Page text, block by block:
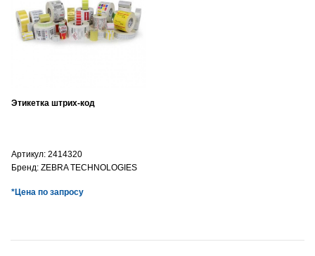
Этикетка штрих-код
Артикул: 2414320
Бренд: ZEBRA TECHNOLOGIES
*Цена по запросу